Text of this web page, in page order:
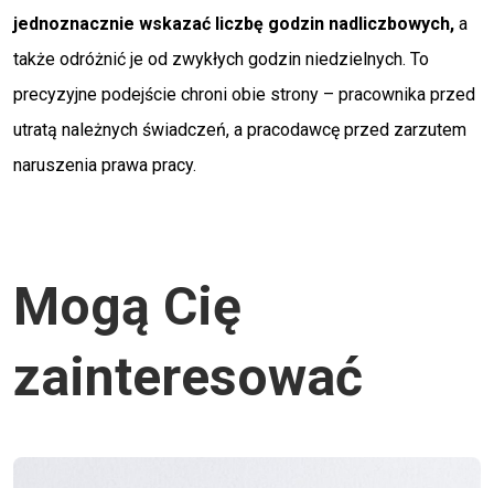
jednoznacznie wskazać liczbę godzin nadliczbowych, a
także odróżnić je od zwykłych godzin niedzielnych. To
precyzyjne podejście chroni obie strony – pracownika przed
utratą należnych świadczeń, a pracodawcę przed zarzutem
naruszenia prawa pracy.
Mogą Cię
zainteresować